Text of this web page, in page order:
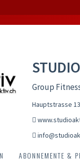
Group
Hauptstrasse
ABONNEMENTE &